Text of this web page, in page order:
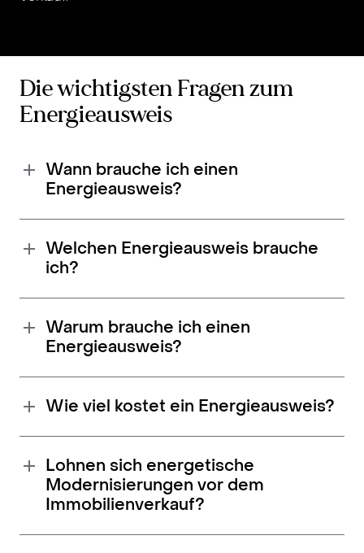
Die wichtigsten Fragen zum
Energieausweis
Wann brauche ich einen
Energieausweis?
Welchen Energieausweis brauche
ich?
Warum brauche ich einen
Energieausweis?
Wie viel kostet ein Energieausweis?
Lohnen sich energetische
Modernisierungen vor dem
Immobilienverkauf?